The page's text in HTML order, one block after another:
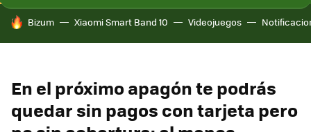
HOY SE HABLA DE
Bizum Xiaomi Smart Band 10 Videojuegos
En el próximo apagón te podrás
quedar sin pagos con tarjeta pero